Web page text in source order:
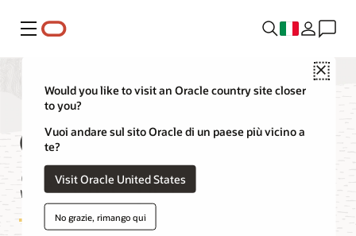
Menu
Close
Would you like to visit an Oracle country site closer
to you?
Vuoi andare sul sito Oracle di un paese più vicino a
te?
Visit Oracle United States
No grazie, rimango qui
Oracle Database
Service per Azure